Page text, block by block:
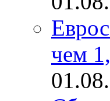
чем